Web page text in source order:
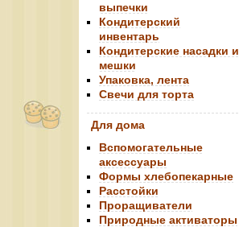
выпечки
Кондитерский
инвентарь
Кондитерские насадки и
мешки
Упаковка, лента
Свечи для торта
Для дома
Вспомогательные
аксессуары
Формы хлебопекарные
Расстойки
Проращиватели
Природные активаторы